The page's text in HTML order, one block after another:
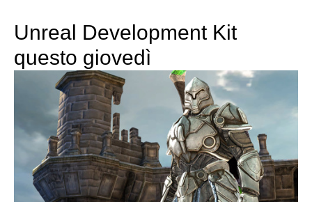
Unreal Development Kit
questo giovedì